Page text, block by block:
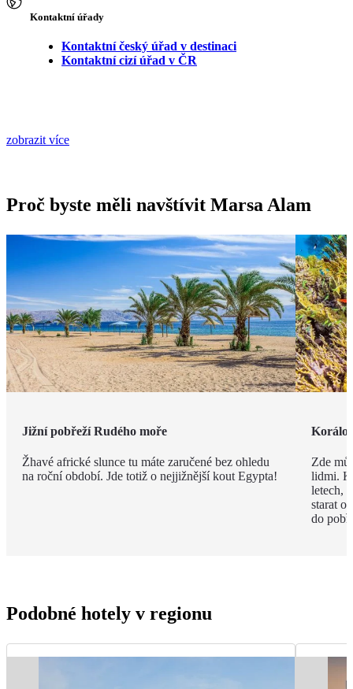
Kontaktní úřady
Kontaktní český úřad v destinaci
Kontaktní cizí úřad v ČR
zobrazit více
Proč byste měli navštívit Marsa Alam
Jižní pobřeží Rudého moře
Žhavé africké slunce tu máte zaručené bez ohledu
na roční období. Jde totiž o nejjižnější kout Egypta!
Zde
lidmi. K
letech,
starat o
do
Podobné hotely v regionu